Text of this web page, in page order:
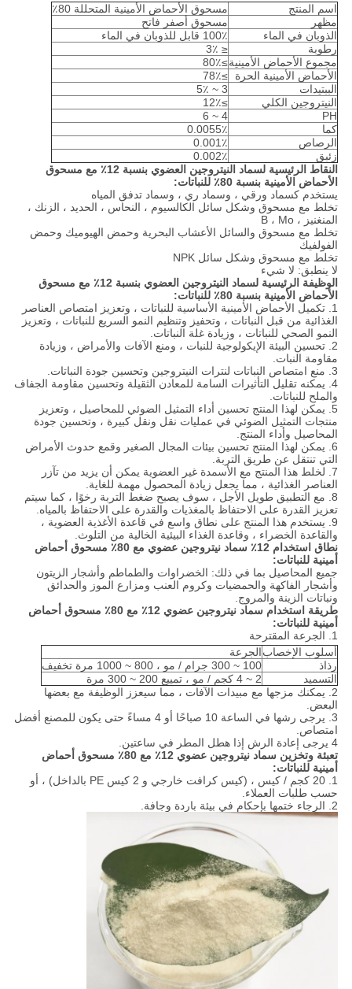
اسم المنتج
مسحوق الأحماض الأمينية المتحللة 80٪
مظهر
مسحوق أصفر فاتح
الذوبان في الماء
100٪ قابل للذوبان في الماء
رطوبة
≤ 3٪
مجموع الأحماض الأمينية≥80٪
الأحماض الأمينية الحرة
≥78٪
الببتيدات
3 ~ 5٪
النيتروجين الكلي
≥12٪
PH
4 ~ 6
كما
0.0055٪
الرصاص
0.001٪
زئبق
0.002٪
النقاط الرئيسية لسماد النيتروجين العضوي بنسبة 12٪ مع مسحوق
الأحماض الأمينية بنسبة 80٪ للنباتات:
يستخدم كسماد ورقي ، وسماد ري ، وسماد تدفق المياه
تخلط مع مسحوق وشكل سائل الكالسيوم ، النحاس ، الحديد ، الزنك ،
المنغنيز ، B ، Mo
تخلط مع مسحوق والسائل الأعشاب البحرية وحمض الهيوميك وحمض
الفولفيك
تخلط مع مسحوق وشكل سائل NPK
لا ينطبق: لا شيء
الوظيفة الرئيسية لسماد النيتروجين العضوي بنسبة 12٪ مع مسحوق
الأحماض الأمينية بنسبة 80٪ للنباتات:
1. تكميل الأحماض الأمينية الأساسية للنباتات ، وتعزيز امتصاص العناصر
الغذائية من قبل النباتات ، وتحفيز وتنظيم النمو السريع للنباتات ، وتعزيز
النمو الصحي للنباتات ، وزيادة غلة النباتات.
2. تحسين البيئة الإيكولوجية للنبات ، ومنع الآفات والأمراض ، وزيادة
مقاومة النبات.
3. منع امتصاص النباتات لنترات النيتروجين وتحسين جودة النباتات.
4. يمكنه تقليل التأثيرات السامة للمعادن الثقيلة وتحسين مقاومة الجفاف
والملح للنباتات.
5. يمكن لهذا المنتج تحسين أداء التمثيل الضوئي للمحاصيل ، وتعزيز
منتجات التمثيل الضوئي في عمليات نقل ونقل كبيرة ، وتحسين جودة
المحاصيل وأداء المنتج.
6. يمكن لهذا المنتج تحسين بيئات المجال الصغير وقمع حدوث الأمراض
التي تنتقل عن طريق التربة.
7. لخلط هذا المنتج مع الأسمدة غير العضوية يمكن أن يزيد من تآزر
العناصر الغذائية ، مما يجعل زيادة المحصول مهمة للغاية.
8. مع التطبيق طويل الأجل ، سوف يصبح ضغط التربة رخوًا ، كما سيتم
تعزيز القدرة على الاحتفاظ بالمغذيات والقدرة على الاحتفاظ بالمياه.
9. يستخدم هذا المنتج على نطاق واسع في قاعدة الأغذية العضوية ،
والقاعدة الخضراء ، وقاعدة الغذاء البيئية الخالية من التلوث.
نطاق استخدام 12٪ سماد نيتروجين عضوي مع 80٪ مسحوق أحماض
أمينية للنباتات:
جميع المحاصيل بما في ذلك: الخضراوات والطماطم وأشجار الزيتون
وأشجار الفاكهة والحمضيات وكروم العنب ومزارع الموز والحدائق
ونباتات الزينة والمروج.
طريقة استخدام سماد نيتروجين عضوي 12٪ مع 80٪ مسحوق أحماض
أمينية للنباتات:
1. الجرعة المقترحة
أسلوب الإخصابالجرعة
رذاذ
100 ~ 300 جرام / مو ، 800 ~ 1000 مرة تخفيف
التسميد
2 ~ 4 كجم / مو ، تمييع 200 ~ 300 مرة
2. يمكنك مزجها مع مبيدات الآفات ، مما سيعزز الوظيفة مع بعضها
البعض.
3. يرجى رشها في الساعة 10 صباحًا أو 4 مساءً حتى يكون للمصنع أفضل
امتصاص.
4 يرجى إعادة الرش إذا هطل المطر في ساعتين.
تعبئة وتخزين سماد نيتروجين عضوي 12٪ مع 80٪ مسحوق أحماض
أمينية للنباتات:
1. 20 كجم / كيس ، (كيس كرافت خارجي و 2 كيس PE بالداخل) ، أو
حسب طلبات العملاء.
2. الرجاء ختمها بإحكام في بيئة باردة وجافة.